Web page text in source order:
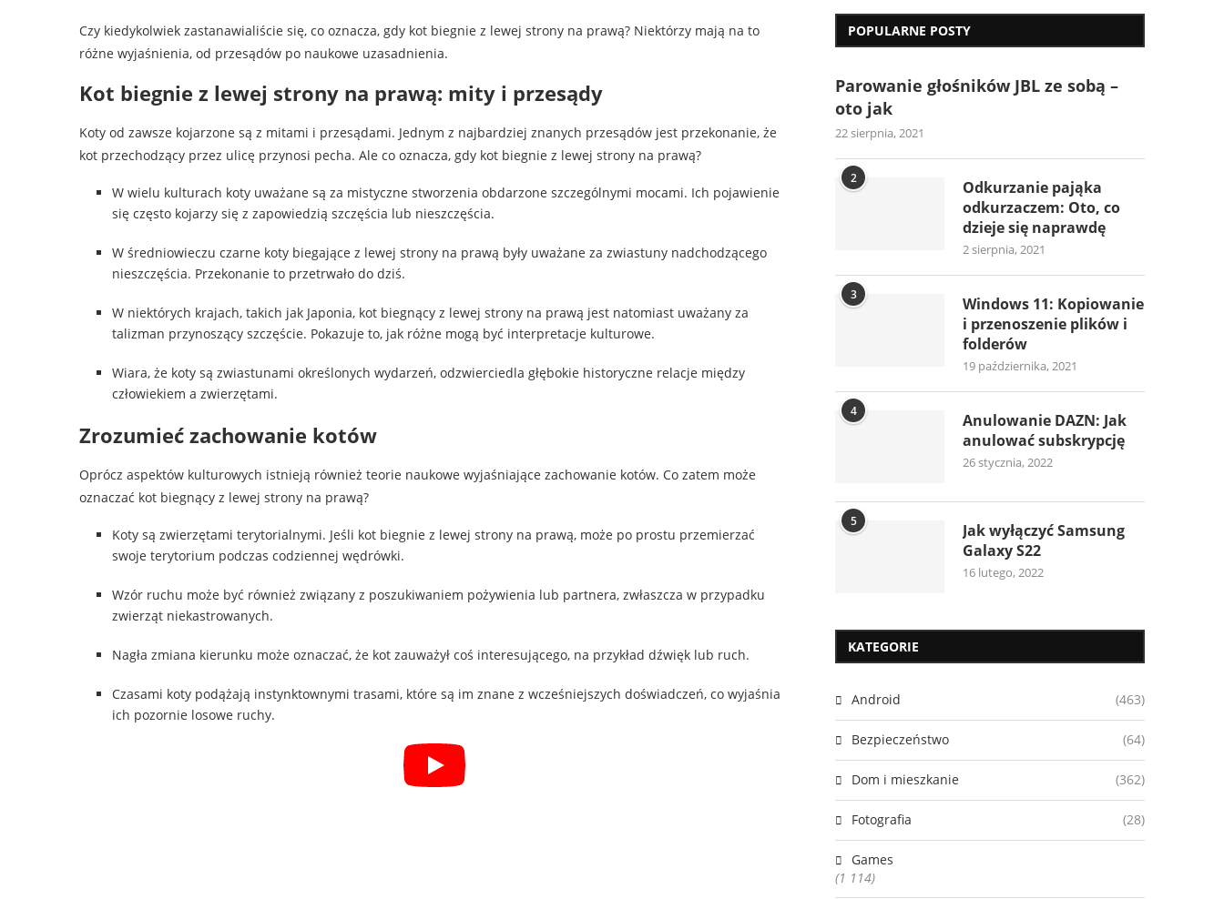
Czy kiedykolwiek zastanawialiście się, co oznacza, gdy kot biegnie z lewej strony na prawą? Niektórzy mają na to
różne wyjaśnienia, od przesądów po naukowe uzasadnienia.
Kot biegnie z lewej strony na prawą: mity i przesądy
Koty od zawsze kojarzone są z mitami i przesądami. Jednym z najbardziej znanych przesądów jest przekonanie, że
kot przechodzący przez ulicę przynosi pecha. Ale co oznacza, gdy kot biegnie z lewej strony na prawą?
W wielu kulturach koty uważane są za mistyczne stworzenia obdarzone szczególnymi mocami. Ich pojawienie
się często kojarzy się z zapowiedzią szczęścia lub nieszczęścia.
W średniowieczu czarne koty biegające z lewej strony na prawą były uważane za zwiastuny nadchodzącego
nieszczęścia. Przekonanie to przetrwało do dziś.
W niektórych krajach, takich jak Japonia, kot biegnący z lewej strony na prawą jest natomiast uważany za
talizman przynoszący szczęście. Pokazuje to, jak różne mogą być interpretacje kulturowe.
Wiara, że koty są zwiastunami określonych wydarzeń, odzwierciedla głębokie historyczne relacje między
człowiekiem a zwierzętami.
Zrozumieć zachowanie kotów
Oprócz aspektów kulturowych istnieją również teorie naukowe wyjaśniające zachowanie kotów. Co zatem może
oznaczać kot biegnący z lewej strony na prawą?
Koty są zwierzętami terytorialnymi. Jeśli kot biegnie z lewej strony na prawą, może po prostu przemierzać
swoje terytorium podczas codziennej wędrówki.
Wzór ruchu może być również związany z poszukiwaniem pożywienia lub partnera, zwłaszcza w przypadku
zwierząt niekastrowanych.
Nagła zmiana kierunku może oznaczać, że kot zauważył coś interesującego, na przykład dźwięk lub ruch.
Czasami koty podążają instynktownymi trasami, które są im znane z wcześniejszych doświadczeń, co wyjaśnia
ich pozornie losowe ruchy.
POPULARNE POSTY
Parowanie głośników JBL ze sobą –
oto jak
22 sierpnia, 2021
2
Odkurzanie pająka
odkurzaczem: Oto, co
dzieje się naprawdę
2 sierpnia, 2021
3
Windows 11: Kopiowanie
i przenoszenie plików i
folderów
19 października, 2021
4
Anulowanie DAZN: Jak
anulować subskrypcję
26 stycznia, 2022
5
Jak wyłączyć Samsung
Galaxy S22
16 lutego, 2022
KATEGORIE
Android (463)
Bezpieczeństwo (64)
Dom i mieszkanie (362)
Fotografia (28)
Games
(1 114)